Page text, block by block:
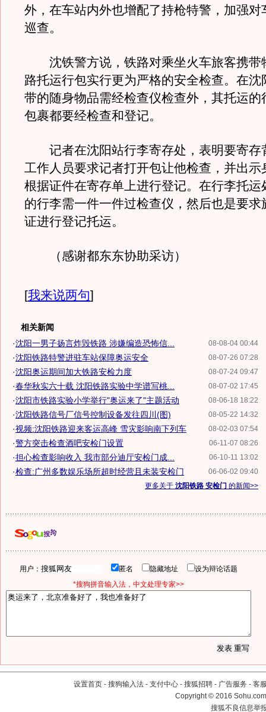
外，在车站内外也增配了持枪特警，加强对
巡查。
沈铁警方说，铁路对乘坐火车旅客携带
路托运行包实行更为严格的安全检查。在沈
带的随身物品需经检查仪检查外，其托运的
包裹都要经检查和登记。
记者在沈阳站行李寄存处，表明要寄存
工作人员要求记者打开包让他检查，并出示
根据证件在寄存单上进行登记。在行李托运
的行李需一件一件过检查仪，然后也是要求
证进行登记托运。
（感谢都东东协助采访）
[我来说两句]
相关新闻
08-08-04 00:44
·沈阳一男子扬言炸毁铁路 涉嫌编造恐怖信...
08-07-26 07:28
·沈阳铁路特警进驻车站保障奥运安全
08-07-24 09:47
·沈阳奥运期间加大铁路安检力度
08-07-02 17:45
·春华秋实六十载 沈阳铁路实验中学谱写桃...
08-06-18 18:22
·沈阳市铁路实验小学举行"奥运来了"主题活动
08-05-22 14:32
·沈阳铁路信号厂信号控制设备发往四川(图)
08-02-03 07:54
·视频:沈阳铁路迎来客运高峰 雪灾影响南下列车
06-11-07 08:26
·警方突击检查酒吧安检门设置
06-10-11 13:02
·担心检查影响收入 我市部分迪厅安检门成...
06-06-02 09:40
·检查:广州多数娱乐场所超时经营且未装安检门
更多关于 沈阳铁路 安检门 的新闻>>
用户： 匿名 隐藏地址
设为辩论话题
*搜狗拼音输入法，中文处理专家>>
设置首页 - 搜狗输入法 - 支付中心 - 搜狐招聘 - 广告服务 - 客
Copyright©2016
搜狐不良信息举